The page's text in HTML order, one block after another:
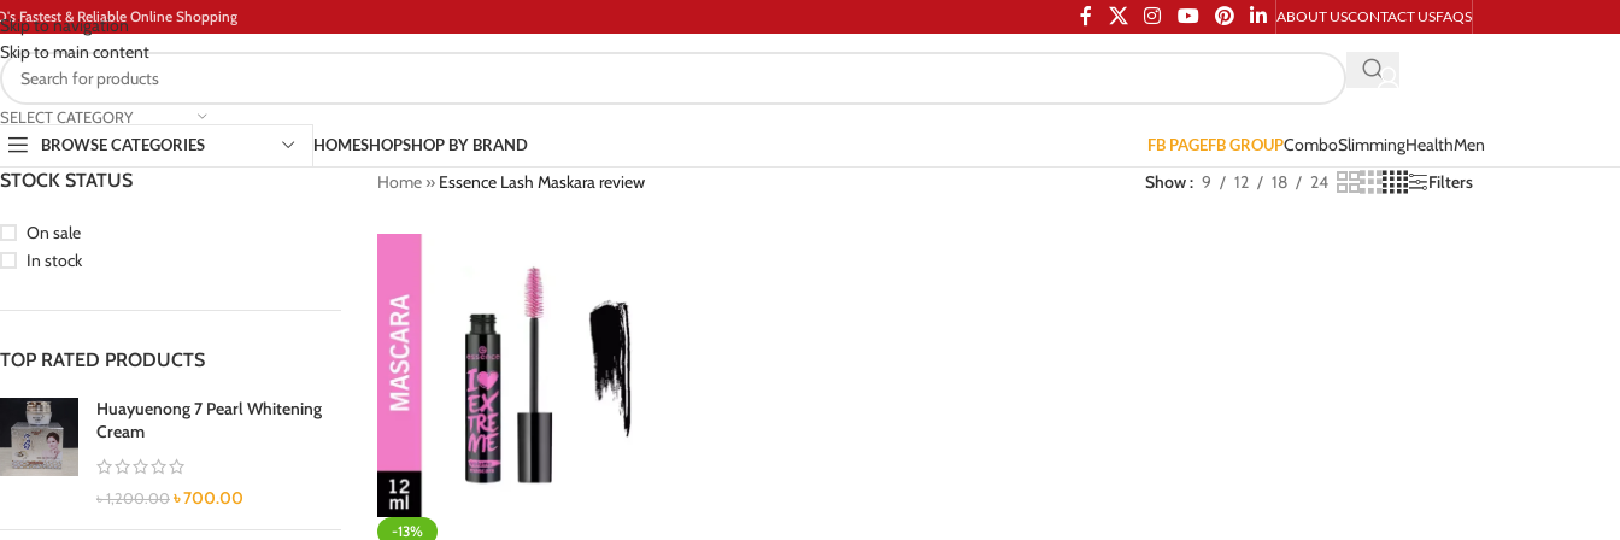
Skip to navigation
Skip to main content
Fastest & Reliable Online Shopping ABOUT USCONTACT USFAQS
SELECT CATEGORY
BROWSE CATEGORIES
HOMESHOPSHOP BY BRAND FB PAGEFB GROUPComboSlimmingHealthMen
STOCK STATUS
On sale
In stock
TOP RATED PRODUCTS
Huayuenong 7 Pearl Whitening
Cream
৳1,200.00 ৳700.00
Home» Essence Lash Maskara review Show 9 12 18 24 Filters
-13%